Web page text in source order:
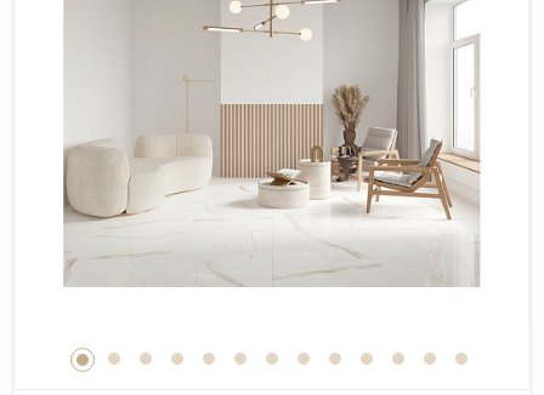
Крупный формат
Дерево
Камень
Оникс
Бетон
Декор